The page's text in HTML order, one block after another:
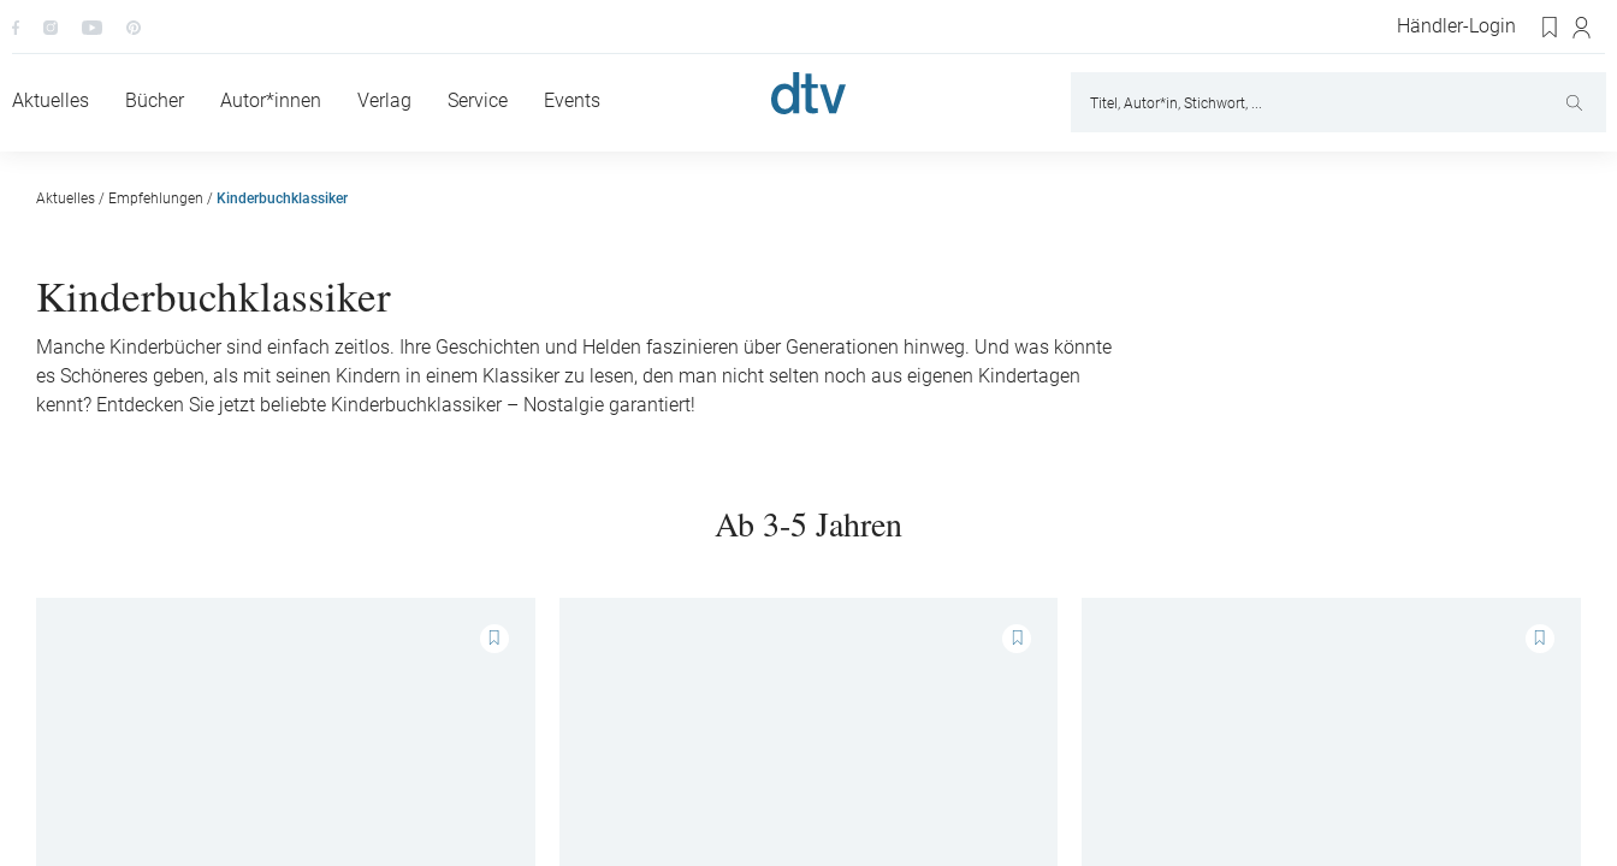
Händler-Login
Aktuelles Bücher Autor*innen Verlag Service Events
Aktuelles / Empfehlungen / Kinderbuchklassiker
Kinderbuchklassiker
Manche Kinderbücher sind einfach zeitlos. Ihre Geschichten und Helden faszinieren über Generationen hinweg. Und was könnte
es Schöneres geben, als mit seinen Kindern in einem Klassiker zu lesen, den man nicht selten noch aus eigenen Kindertagen
kennt? Entdecken Sie jetzt beliebte Kinderbuchklassiker – Nostalgie garantiert!
Ab 3-5 Jahren